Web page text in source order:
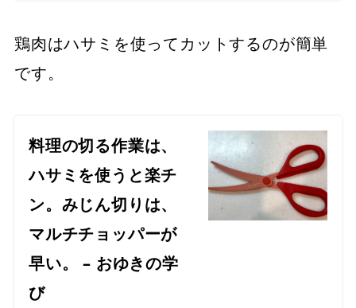
鶏肉はハサミを使ってカットするのが簡単
です。
料理の切る作業は、
ハサミを使うと楽チ
ン。みじん切りは、
マルチチョッパーが
早い。 – おゆきの学
び